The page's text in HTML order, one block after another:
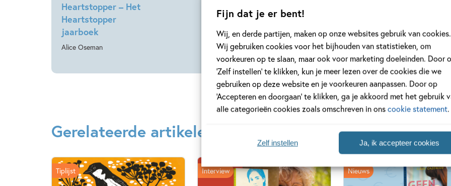
Fijn dat je er bent!
Wij, en derde partijen, maken op onze websites gebruik van cookies.
Wij gebruiken cookies voor het bijhouden van statistieken, om
voorkeuren op te slaan, maar ook voor marketing doeleinden. Door
‘Zelf instellen’ te klikken, kun je meer lezen over de cookies die we
gebruiken op deze website en je voorkeuren aanpassen. Door op
‘Accepteren en doorgaan’ te klikken, ga je akkoord met het gebruik
alle categorieën cookies zoals omschreven in onscookie statement.
Ja, ik accepteer cookies
Zelf instellen
Heartstopper – Het
Heartstopper
jaarboek
Alice Oseman
Gerelateerde artikelen
Tiplijst Interview Nieuws